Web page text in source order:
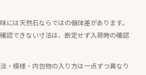
には天然石ならではの個体差があります。
認できない寸法は、断定せず入荷時の確認
・模様・内包物の入り方は一点ずつ異なり